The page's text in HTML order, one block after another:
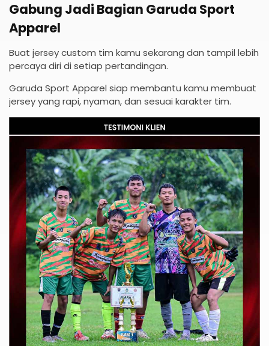
Gabung Jadi Bagian Garuda Sport
Apparel
Buat jersey custom tim kamu sekarang dan tampil lebih
percaya diri di setiap pertandingan.
Garuda Sport Apparel siap membantu kamu membuat
jersey yang rapi, nyaman, dan sesuai karakter tim.